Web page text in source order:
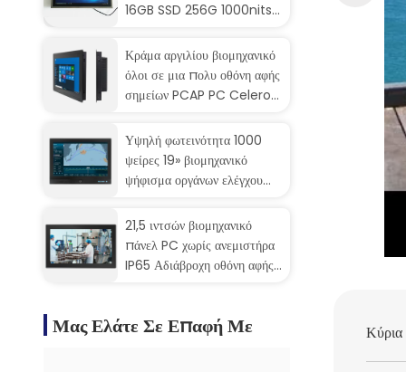
16GB SSD 256G 1000nits
Κράμα αργιλίου βιομηχανικό
όλοι σε μια πολυ οθόνη αφής
σημείων PCAP PC Celeron
Υψηλή φωτεινότητα 1000
ψείρες 19» βιομηχανικό
ψήφισμα οργάνων ελέγχου
21,5 ιντσών βιομηχανικό
πάνελ PC χωρίς ανεμιστήρα
IP65 Αδιάβροχη οθόνη αφής
Μας Ελάτε Σε Επαφή Με Κύρια